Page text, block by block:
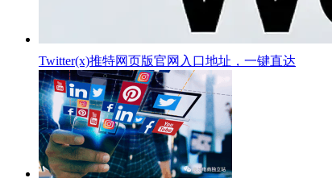
Twitter(x)推特网页版官网入口地址，一键直达